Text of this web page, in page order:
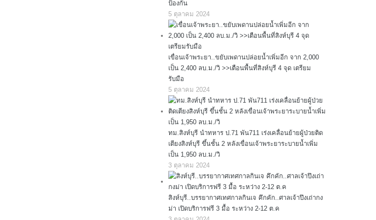
ป้องกัน
5 ตุลาคม 2024
เขื่อนเจ้าพระยา..ขยับเพดานปล่อยน้ำเพิ่มอีก จาก 2,000
เป็น 2,400 ลบ.ม./วิ >>เตือนพื้นที่สิงห์บุรี 4 จุด เตรียม
รับมือ
5 ตุลาคม 2024
ทม.สิงห์บุรี นำทหาร ป.71 พัน711 เร่งเคลื่อนย้ายผู้ป่วยติด
เตียงสิงห์บุรี ขึ้นชั้น 2 หลังเขื่อนเจ้าพระยาระบายน้ำเพิ่ม
เป็น 1,950 ลบ.ม./วิ
3 ตุลาคม 2024
สิงห์บุรี..บรรยากาศเทศกาลกินเจ คึกคัก..ศาลเจ้าปึงเถ่ากง
ม่า เปิดบริการฟรี 3 มื้อ ระหว่าง 2-12 ต.ค